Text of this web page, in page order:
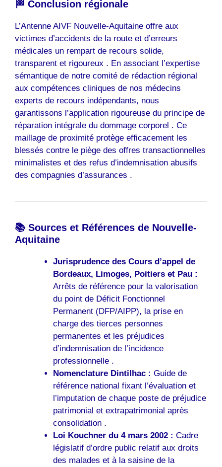
🏁 Conclusion régionale
L’Antenne AIVF Nouvelle-Aquitaine offre aux
victimes d’accidents de la route et d’erreurs
médicales un rempart de recours solide,
transparent et rigoureux . En associant l’expertise
sémantique de notre comité de rédaction régional
aux compétences cliniques de nos médecins
experts de recours indépendants, nous
garantissons l’application rigoureuse du principe de
réparation intégrale du dommage corporel . Ce
maillage de proximité protège efficacement les
blessés contre le piège des offres transactionnelles
minimalistes et des refus d’indemnisation abusifs
des compagnies d’assurances .
📚 Sources et Références de Nouvelle-
Aquitaine
Jurisprudence des Cours d’appel de
Bordeaux, Limoges, Poitiers et Pau :
Arrêts de référence pour la valorisation
du point de Déficit Fonctionnel
Permanent (DFP/AIPP), la prise en
charge des tierces personnes
permanentes et les préjudices
d’indemnisation de l’incidence
professionnelle .
Nomenclature Dintilhac : Guide de
référence national fixant l’évaluation et
l’imputation de chaque poste de préjudice
patrimonial et extrapatrimonial après
consolidation .
Loi Kouchner du 4 mars 2002 : Cadre
législatif d’ordre public relatif aux droits
des malades et à la saisine de la